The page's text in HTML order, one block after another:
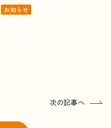
お知らせ
次の記事へ